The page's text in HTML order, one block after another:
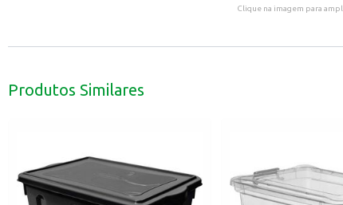
Clique na imagem para
Produtos Similares